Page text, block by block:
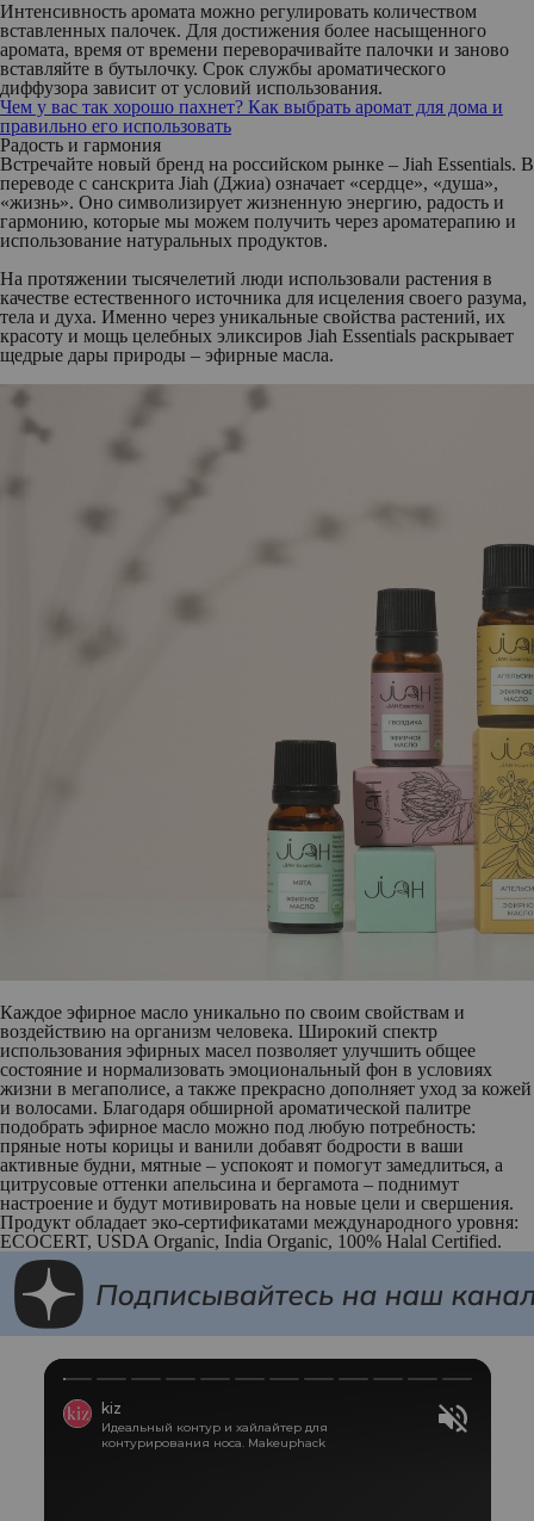
Интенсивность аромата можно регулировать количеством
вставленных палочек. Для достижения более насыщенного
аромата, время от времени переворачивайте палочки и заново
вставляйте в бутылочку. Срок службы ароматического
диффузора зависит от условий использования.
Чем у вас так хорошо пахнет? Как выбрать аромат для дома и
правильно его использовать
Радость и гармония
Встречайте новый бренд на российском рынке – Jiah Essentials. В
переводе с санскрита Jiah (Джиа) означает «сердце», «душа»,
«жизнь». Оно символизирует жизненную энергию, радость и
гармонию, которые мы можем получить через ароматерапию и
использование натуральных продуктов.
На протяжении тысячелетий люди использовали растения в
качестве естественного источника для исцеления своего разума,
тела и духа. Именно через уникальные свойства растений, их
красоту и мощь целебных эликсиров Jiah Essentials раскрывает
щедрые дары природы – эфирные масла.
Каждое эфирное масло уникально по своим свойствам и
воздействию на организм человека. Широкий спектр
использования эфирных масел позволяет улучшить общее
состояние и нормализовать эмоциональный фон в условиях
жизни в мегаполисе, а также прекрасно дополняет уход за кожей
и волосами. Благодаря обширной ароматической палитре
подобрать эфирное масло можно под любую потребность:
пряные ноты корицы и ванили добавят бодрости в ваши
активные будни, мятные – успокоят и помогут замедлиться, а
цитрусовые оттенки апельсина и бергамота – поднимут
настроение и будут мотивировать на новые цели и свершения.
Продукт обладает эко-сертификатами международного уровня:
ECOCERT, USDA Organic, India Organic, 100% Halal Certified.